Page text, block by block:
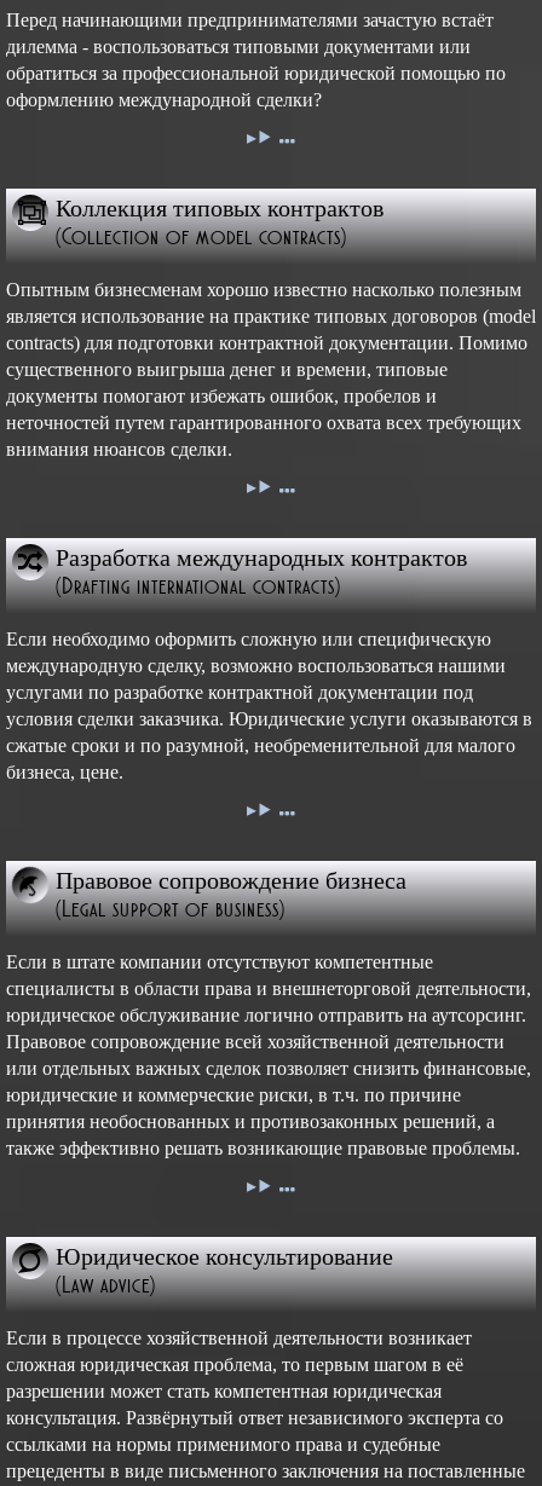
Перед начинающими предпринимателями зачастую встаёт
дилемма - воспользоваться типовыми документами или
обратиться за профессиональной юридической помощью по
оформлению международной сделки?
Коллекция типовых контрактов
(Collection of model contracts)
Опытным бизнесменам хорошо известно насколько полезным
является использование на практике типовых договоров (model
contracts) для подготовки контрактной документации. Помимо
существенного выигрыша денег и времени, типовые
документы помогают избежать ошибок, пробелов и
неточностей путем гарантированного охвата всех требующих
внимания нюансов сделки.
Разработка международных контрактов
(Drafting international contracts)
Если необходимо оформить сложную или специфическую
международную сделку, возможно воспользоваться нашими
услугами по разработке контрактной документации под
условия сделки заказчика. Юридические услуги оказываются в
сжатые сроки и по разумной, необременительной для малого
бизнеса, цене.
Правовое сопровождение бизнеса
(Legal support of business)
Если в штате компании отсутствуют компетентные
специалисты в области права и внешнеторговой деятельности,
юридическое обслуживание логично отправить на аутсорсинг.
Правовое сопровождение всей хозяйственной деятельности
или отдельных важных сделок позволяет снизить финансовые,
юридические и коммерческие риски, в т.ч. по причине
принятия необоснованных и противозаконных решений, а
также эффективно решать возникающие правовые проблемы.
Юридическое консультирование
(Law advice)
Если в процессе хозяйственной деятельности возникает
сложная юридическая проблема, то первым шагом в её
разрешении может стать компетентная юридическая
консультация. Развёрнутый ответ независимого эксперта со
ссылками на нормы применимого права и судебные
прецеденты в виде письменного заключения на поставленные